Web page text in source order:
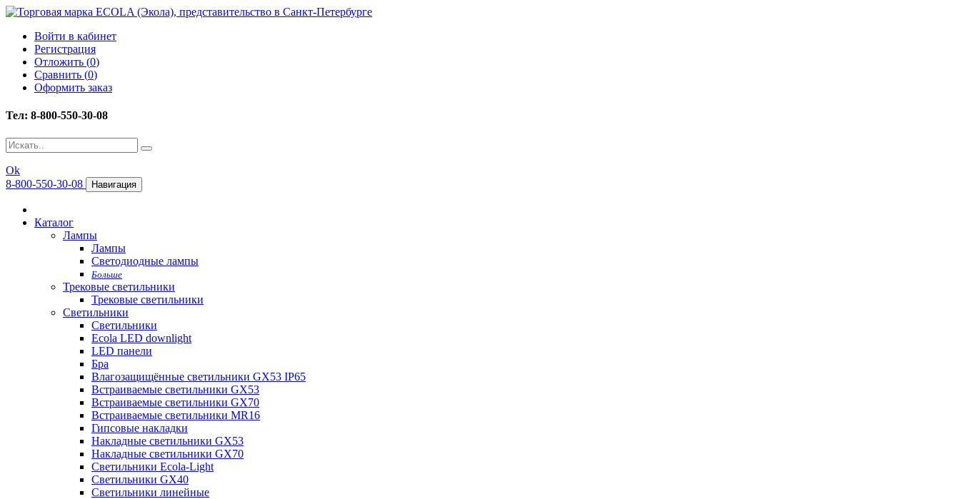
Войти в кабинет
Регистрация
Отложить (0)
Сравнить (0)
Оформить заказ
Тел: 8-800-550-30-08
Ok
8-800-550-30-08
Навигация
Каталог
Лампы
Лампы
Светодиодные лампы
Больше
Трековые светильники
Трековые светильники
Светильники
Светильники
Ecola LED downlight
LED панели
Бра
Влагозащищённые светильники GX53 IP65
Встраиваемые светильники GX53
Встраиваемые светильники GX70
Встраиваемые светильники MR16
Гипсовые накладки
Накладные светильники GX53
Накладные светильники GX70
Светильники Ecola-Light
Светильники GX40
Светильники линейные